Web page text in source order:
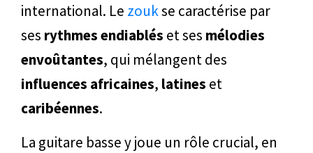
international. Le zoukse caractérise par
ses rythmes endiablés et ses mélodies
envoûtantes, qui mélangent des
influences africaines, latines et
caribéennes.
La guitare basse y joue un rôle crucial, en